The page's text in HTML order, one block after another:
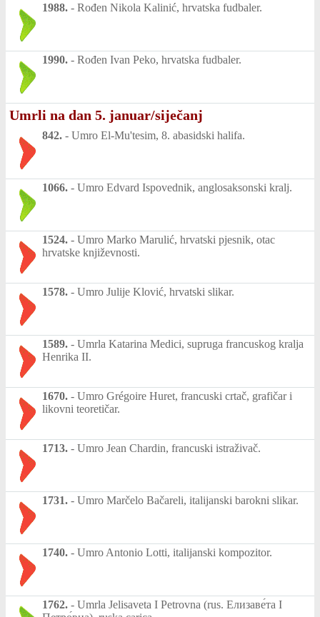
1988. - Rođen Nikola Kalinić, hrvatska fudbaler.
1990. - Rođen Ivan Peko, hrvatska fudbaler.
Umrli na dan 5. januar/siječanj
842. - Umro El-Mu'tesim, 8. abasidski halifa.
1066. - Umro Edvard Ispovednik, anglosaksonski kralj.
1524. - Umro Marko Marulić, hrvatski pjesnik, otac
hrvatske književnosti.
1578. - Umro Julije Klović, hrvatski slikar.
1589. - Umrla Katarina Medici, supruga francuskog kralja
Henrika II.
1670. - Umro Grégoire Huret, francuski crtač, grafičar i
likovni teoretičar.
1713. - Umro Jean Chardin, francuski istraživač.
1731. - Umro Marčelo Bačareli, italijanski barokni slikar.
1740. - Umro Antonio Lotti, italijanski kompozitor.
1762. - Umrla Jelisaveta I Petrovna (rus. Елизаве́та I